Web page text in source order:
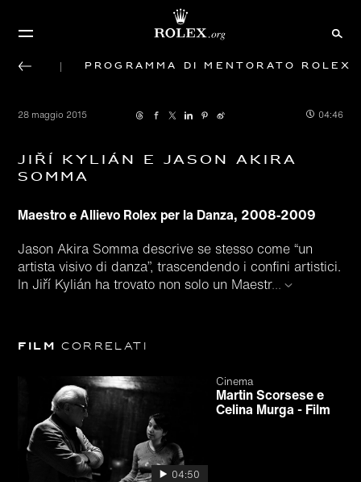
Programma di mentorato Rolex
28 maggio 2015 04:46
Jiří Kylián e Jason Akira
Somma
Maestro e Allievo Rolex per la Danza, 2008‑2009
Jason Akira Somma descrive se stesso come “un
artista visivo di danza”, trascendendo i confini artistici.
In Jiří Kylián ha trovato non solo un Maestr...
Film correlati
04:50
Cinema
Martin Scorsese e
Celina Murga - Film